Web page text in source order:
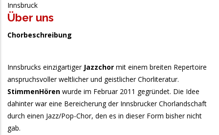
Innsbruck
Über uns
Chorbeschreibung
Innsbrucks einzigartiger Jazzchor mit einem breiten Repertoire
anspruchsvoller weltlicher und geistlicher Chorliteratur.
StimmenHören wurde im Februar 2011 gegründet. Die Idee
dahinter war eine Bereicherung der Innsbrucker Chorlandschaft
durch einen Jazz/Pop-Chor, den es in dieser Form bisher nicht
gab.